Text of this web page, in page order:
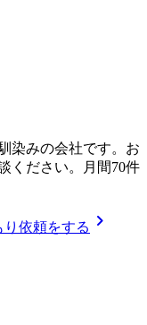
染みの会社です。お
ください。月間70件
依頼をする chevron_right